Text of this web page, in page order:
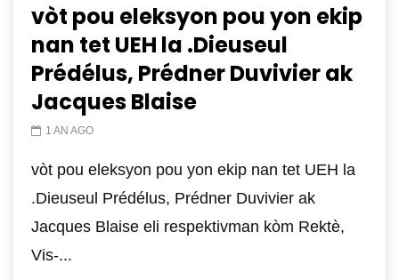
vòt pou eleksyon pou yon ekip
nan tet UEH la .Dieuseul
Prédélus, Prédner Duvivier ak
Jacques Blaise
1 AN AGO
vòt pou eleksyon pou yon ekip nan tet UEH la
.Dieuseul Prédélus, Prédner Duvivier ak
Jacques Blaise eli respektivman kòm Rektè,
Vis-...